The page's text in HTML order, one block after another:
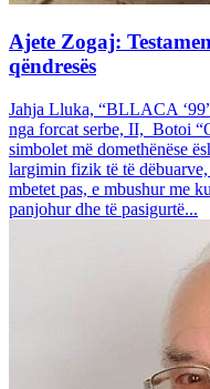
Ajete Zogaj:
qëndresës
Jahja Lluka, “BLLACA
nga forcat serbe, II, Botoi
simbolet më domethënëse
largimin fizik të të
mbetet pas, e mbushur me
panjohur dhe të pasigurtë...